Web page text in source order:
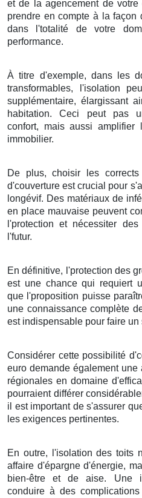
et de laagencementde votre
prendre en compte à lafaçon
dans l'totalité de votre
performance.
À titre d'exemple, dans les
transformables, l'isolation
supplémentaire, élargissant
habitation.Ceci peut pas
confort, maisaussi amplifier
immobilier.
De plus,choisir les corrects
d'couverture estcrucial pour
longévif. Des matériauxde
en place mauvaise peuvent
l'protection et nécessiter des
l'futur.
En définitive, l'protection des
est une chancequi requiert
que l'proposition puisse
une connaissance complète
est indispensable pour faire un
Considérer cette possibilité d'
euro demande égalementune
régionales en domained'
pourraient différer
il est importantdes'assurer
les exigences pertinentes.
En outre, l'isolation des toits
affaire d'épargned'énergie,
bien-être et deaise. Une
conduire à descomplications